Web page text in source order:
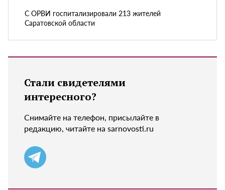
С ОРВИ госпитализировали 213 жителей
Саратовской области
Стали свидетелями
интересного?
Снимайте на телефон, присылайте в
редакцию, читайте на sarnovosti.ru